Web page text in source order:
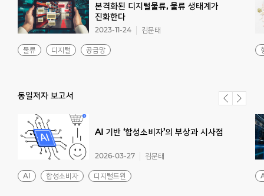
본격화된 디지털물류, 물류 생태계가
진화한다
물류 디지털 공급망
2023-11-24 김문태
동일저자 보고서
AI 기반 ‘합성소비자’의 부상과 시사점
AI 합성소비자 디지털트윈
2026-03-27 김문태